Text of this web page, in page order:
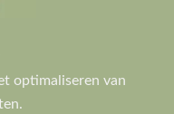
optimaliseren van